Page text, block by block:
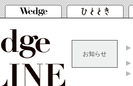
お知らせ